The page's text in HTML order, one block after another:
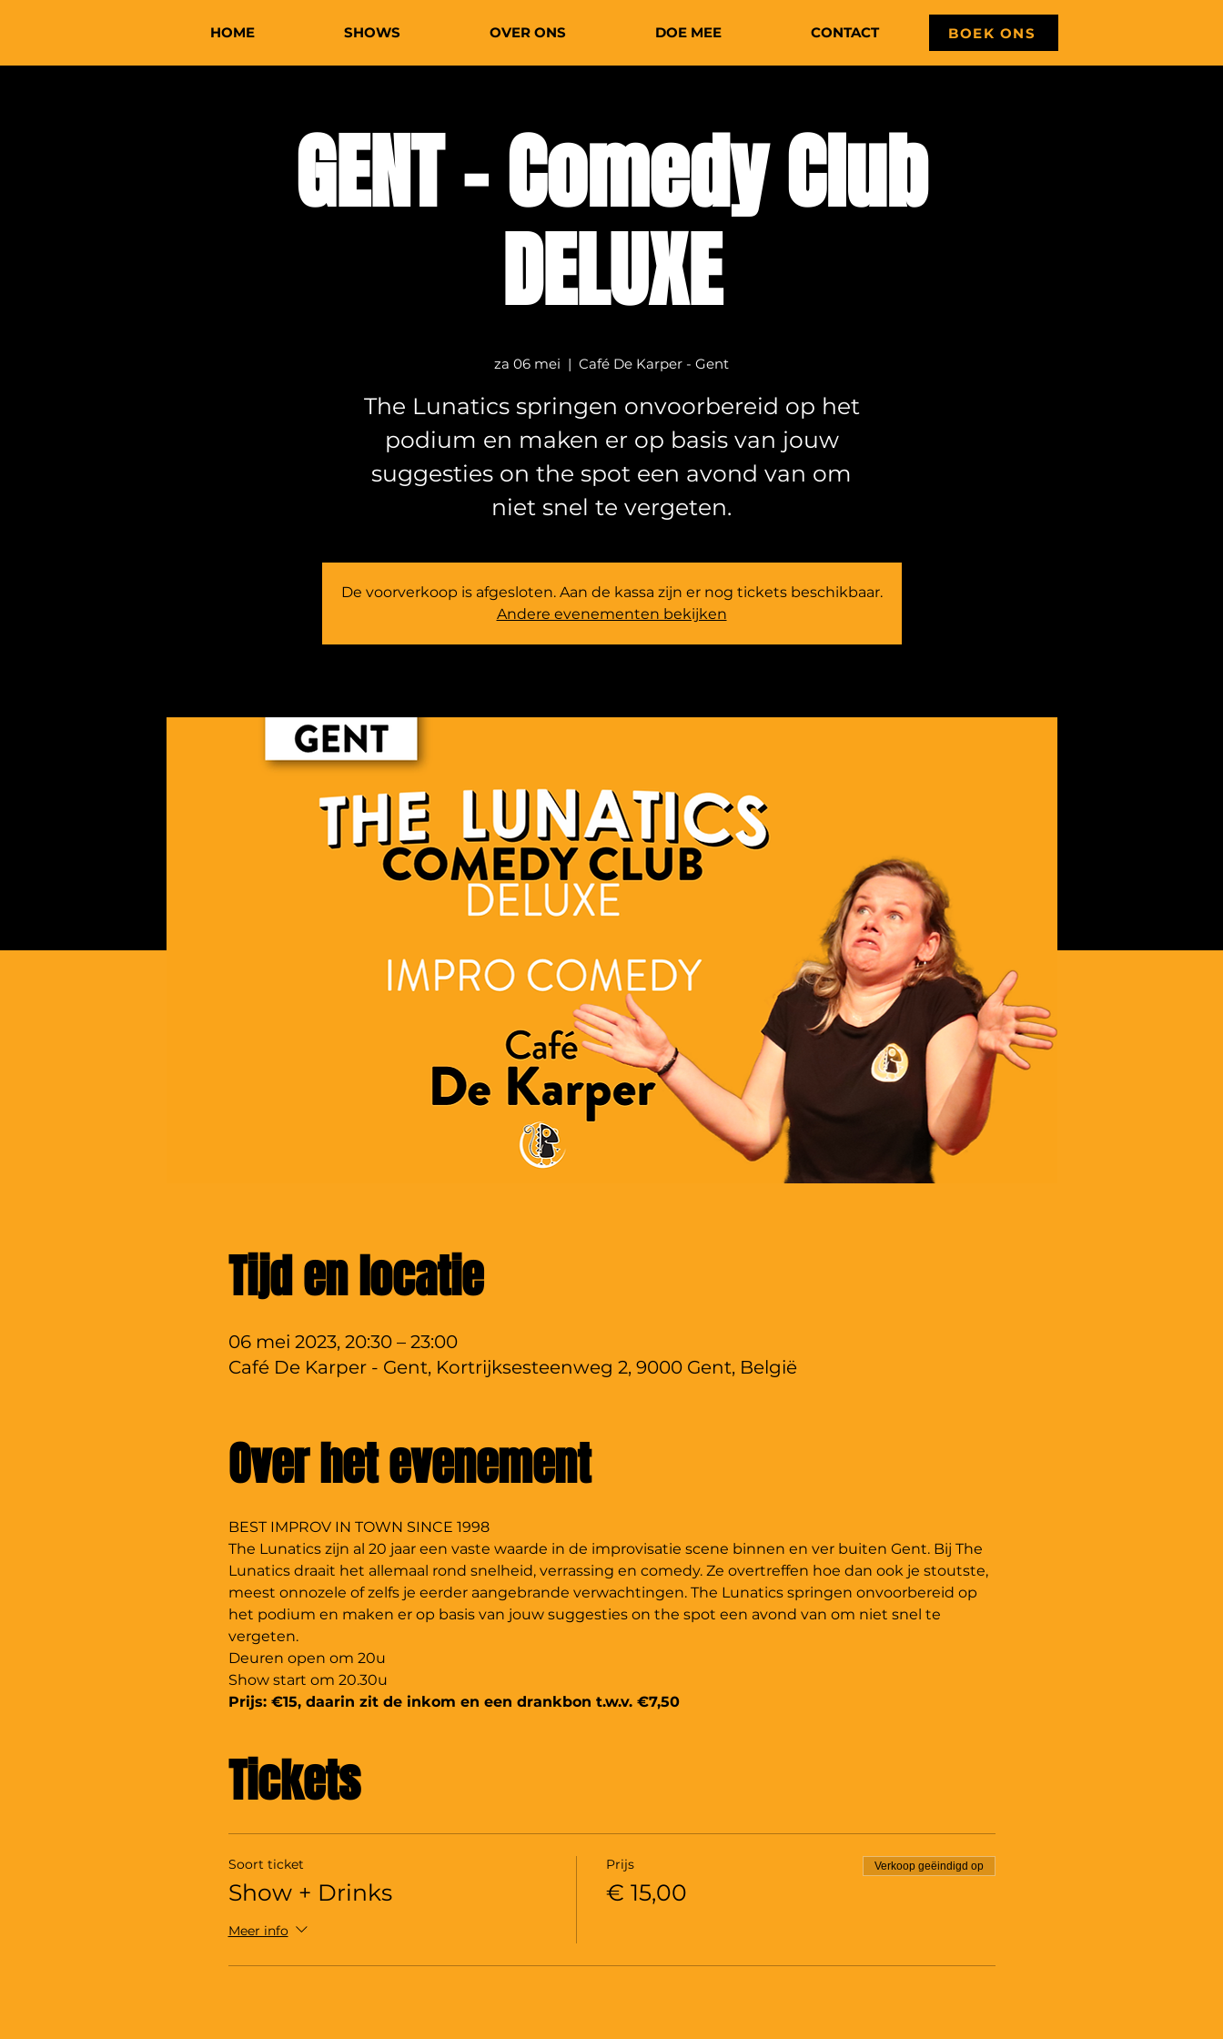
HOME SHOWS OVER ONS DOE MEE CONTACT BOEK ONS
GENT - Comedy Club
DELUXE
za 06 mei
  |
Café De Karper - Gent
The Lunatics springen onvoorbereid op het
podium en maken er op basis van jouw
suggesties on the spot een avond van om
niet snel te vergeten.
De voorverkoop is afgesloten. Aan de kassa zijn er nog tickets beschikbaar.
Andere evenementen bekijken
Tijd en locatie
06 mei 2023, 20:30 – 23:00
Café De Karper - Gent, Kortrijksesteenweg 2, 9000 Gent, België
Over het evenement
BEST IMPROV IN TOWN SINCE 1998
The Lunatics zijn al 20 jaar een vaste waarde in de improvisatie scene binnen en ver buiten Gent. Bij The
Lunatics draait het allemaal rond snelheid, verrassing en comedy. Ze overtreffen hoe dan ook je stoutste,
meest onnozele of zelfs je eerder aangebrande verwachtingen. The Lunatics springen onvoorbereid op
het podium en maken er op basis van jouw suggesties on the spot een avond van om niet snel te
vergeten.
Deuren open om 20u
Show start om 20.30u
Prijs: €15, daarin zit de inkom en een drankbon t.w.v. €7,50
Tickets
Soort ticket
Show + Drinks
Meer info
Prijs
€ 15,00
Verkoop geëindigd op